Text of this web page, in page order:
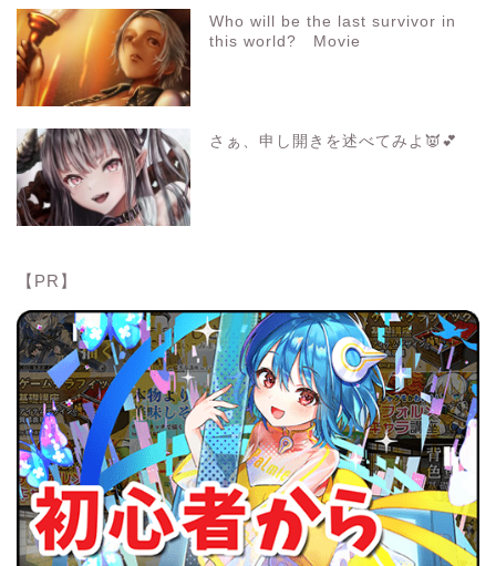
Who will be the last survivor in
this world? Movie
さぁ、申し開きを述べてみよ👿💕
【PR】